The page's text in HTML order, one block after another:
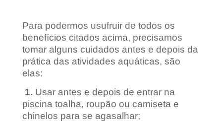
Para podermos usufruir de todos os
benefícios citados acima, precisamos
tomar alguns cuidados antes e depois da
prática das atividades aquáticas, são
elas:
1. Usar antes e depois de entrar na
piscina toalha, roupão ou camiseta e
chinelos para se agasalhar;